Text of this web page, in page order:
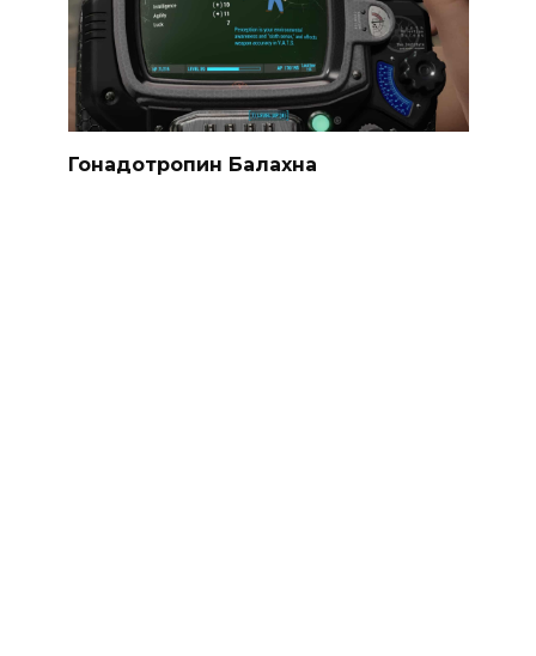
Гонадотропин Балахна